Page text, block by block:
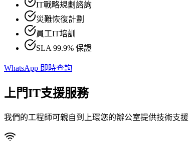
IT戰略規劃諮詢
災難恢復計劃
員工IT培訓
SLA 99.9% 保證
WhatsApp 即時查詢
上門IT支援服務
我們的工程師可親自到上環您的辦公室提供技術支援